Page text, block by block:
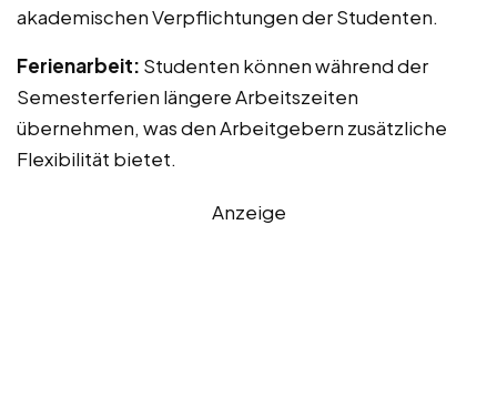
akademischen Verpflichtungen der Studenten.
Ferienarbeit: Studenten können während der
Semesterferien längere Arbeitszeiten
übernehmen, was den Arbeitgebern zusätzliche
Flexibilität bietet.
Anzeige